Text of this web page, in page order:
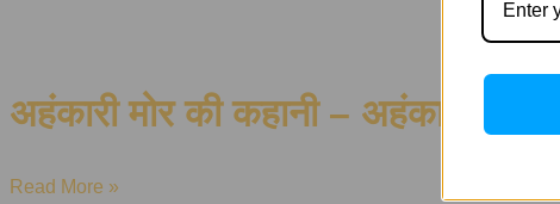
अहंकारी मोर की कहानी – अहंकार का पतन
Read More »